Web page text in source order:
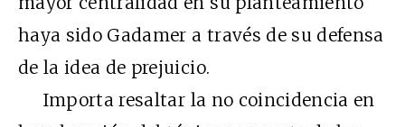
haya sido Gadamer a través de su defensa
de la idea de prejuicio.
Importa resaltar la no coincidencia en